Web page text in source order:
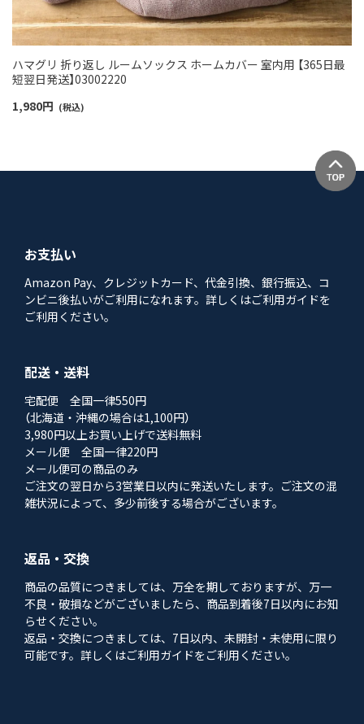
ハマグリ 折り返し ルームソックス ホームカバー 室内用 【365日最
短翌日発送】03002220
1,980円 (税込)
お支払い
Amazon Pay、クレジットカード、代金引換、銀行振込、コ
ンビニ後払いがご利用になれます。詳しくはご利用ガイドを
ご利用ください。
配送・送料
宅配便 全国一律550円
（北海道・沖縄の場合は1,100円）
3,980円以上お買い上げで送料無料
メール便 全国一律220円
メール便可の商品のみ
ご注文の翌日から3営業日以内に発送いたします。ご注文の混
雑状況によって、多少前後する場合がございます。
返品・交換
商品の品質につきましては、万全を期しておりますが、万一
不良・破損などがございましたら、商品到着後7日以内にお知
らせください。
返品・交換につきましては、7日以内、未開封・未使用に限り
可能です。詳しくはご利用ガイドをご利用ください。